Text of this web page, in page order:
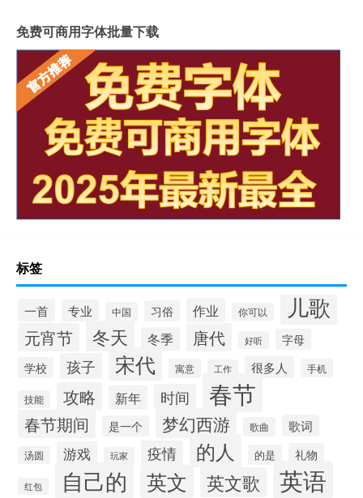
免费可商用字体批量下载
标签
一首 专业 中国 习俗 作业 你可以 儿歌
元宵节 冬天 冬季 唐代 好听
字母
学校
孩子 宋代 寓意 工作 很多人 手机
技能 攻略 新年 时间 春节
春节期间 是一个 梦幻西游 歌曲 歌词
汤圆 游戏 玩家 疫情 的人 的是 礼物
红包 自己的 英文 英文歌 英语